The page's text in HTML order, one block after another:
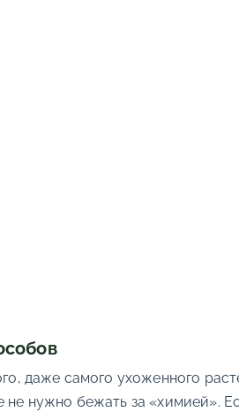
даже самого ухоженного
не нужно бежать за «химией».